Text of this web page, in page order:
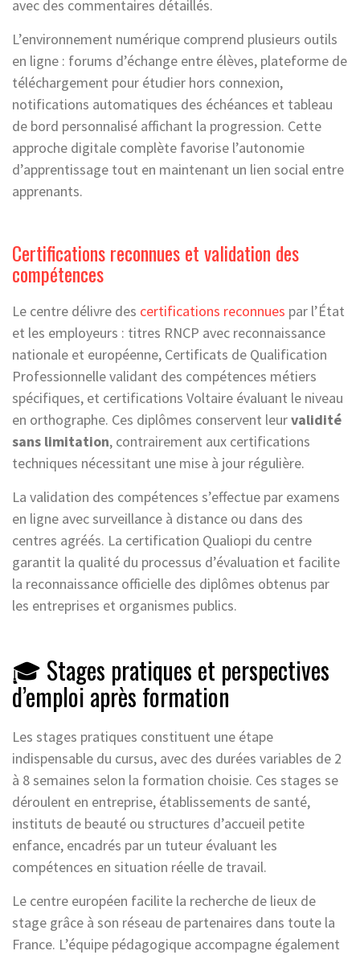
avec des commentaires détaillés.
L’environnement numérique comprend plusieurs outils
en ligne : forums d’échange entre élèves, plateforme de
téléchargement pour étudier hors connexion,
notifications automatiques des échéances et tableau
de bord personnalisé affichant la progression. Cette
approche digitale complète favorise l’autonomie
d’apprentissage tout en maintenant un lien social entre
apprenants.
Certifications reconnues et validation des
compétences
Le centre délivre des certifications reconnues par l’État
et les employeurs : titres RNCP avec reconnaissance
nationale et européenne, Certificats de Qualification
Professionnelle validant des compétences métiers
spécifiques, et certifications Voltaire évaluant le niveau
en orthographe. Ces diplômes conservent leurvalidité
sans limitation, contrairement aux certifications
techniques nécessitant une mise à jour régulière.
La validation des compétences s’effectue par examens
en ligne avec surveillance à distance ou dans des
centres agréés. La certification Qualiopi du centre
garantit la qualité du processus d’évaluation et facilite
la reconnaissance officielle des diplômes obtenus par
les entreprises et organismes publics.
🎓 Stages pratiques et perspectives
d’emploi après formation
Les stages pratiques constituent une étape
indispensable du cursus, avec des durées variables de 2
à 8 semaines selon la formation choisie. Ces stages se
déroulent en entreprise, établissements de santé,
instituts de beauté ou structures d’accueil petite
enfance, encadrés par un tuteur évaluant les
compétences en situation réelle de travail.
Le centre européen facilite la recherche de lieux de
stage grâce à son réseau de partenaires dans toute la
France. L’équipe pédagogique accompagne également